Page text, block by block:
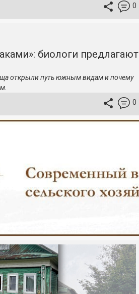
0
биологи предлагают
открыли путь южным видам и почему
0